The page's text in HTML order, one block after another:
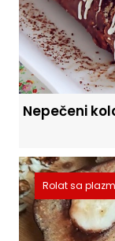
Nepečeni
Rolat sa